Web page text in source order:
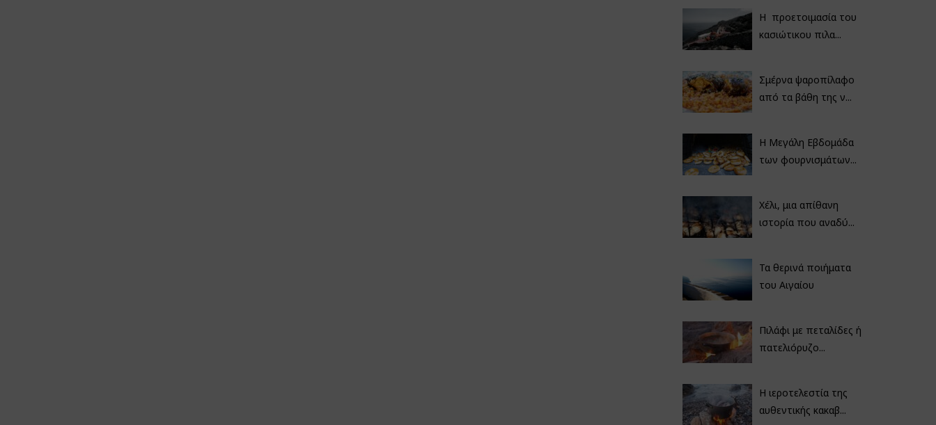
Η προετοιμασία του
κασιώτικου πιλα...
Σμέρνα ψαροπίλαφο
από τα βάθη της ν...
Η Μεγάλη Εβδομάδα
των φουρνισμάτων...
Χέλι, μια απίθανη
ιστορία που αναδύ...
Τα θερινά ποιήματα
του Αιγαίου
Πιλάφι με πεταλίδες ή
πατελιόρυζο...
Η ιεροτελεστία της
αυθεντικής κακαβ...